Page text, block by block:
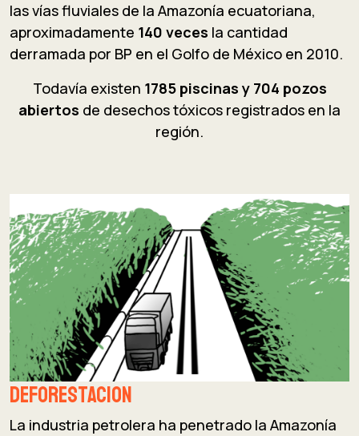
las vías fluviales de la Amazonía ecuatoriana,
aproximadamente 140 veces la cantidad
derramada por BP en el Golfo de México en 2010.
Todavía existen 1785 piscinas y 704 pozos
abiertos de desechos tóxicos registrados en la
región.
Deforestacion
La industria petrolera ha penetrado la Amazonía